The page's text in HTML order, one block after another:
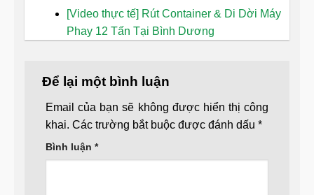
[Video thực tế] Rút Container & Di Dời Máy
Phay 12 Tấn Tại Bình Dương
Để lại một bình luận
Email của bạn sẽ không được hiển thị công
khai. Các trường bắt buộc được đánh dấu *
Bình luận *